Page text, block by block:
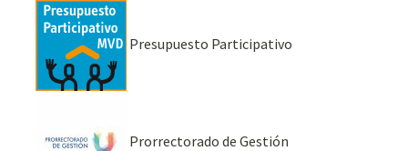
Presupuesto Participativo
Prorrectorado de Gestión